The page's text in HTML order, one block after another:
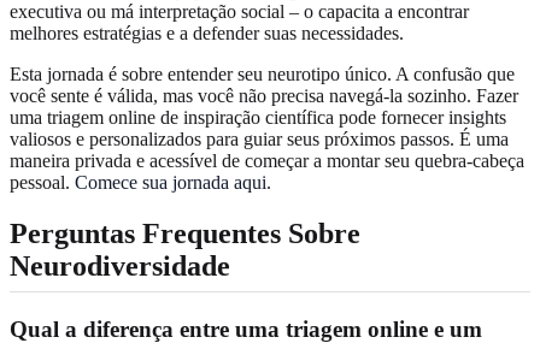
executiva ou má interpretação social – o capacita a encontrar
melhores estratégias e a defender suas necessidades.
Esta jornada é sobre entender seu neurotipo único. A confusão que
você sente é válida, mas você não precisa navegá-la sozinho. Fazer
uma triagem online de inspiração científica pode fornecer insights
valiosos e personalizados para guiar seus próximos passos. É uma
maneira privada e acessível de começar a montar seu quebra-cabeça
pessoal. Comece sua jornada aqui.
Perguntas Frequentes Sobre
Neurodiversidade
Qual a diferença entre uma triagem online e um